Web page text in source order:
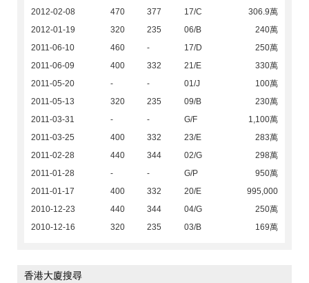
2012-02-08
470 377 17/C
306.9萬
2012-01-19
320 235 06/B
240萬
2011-06-10
460 - 17/D
250萬
2011-06-09
400 332 21/E
330萬
2011-05-20
- - 01/J
100萬
2011-05-13
320 235 09/B
230萬
2011-03-31
- - G/F
1,100萬
2011-03-25
400 332 23/E
283萬
2011-02-28
440 344 02/G
298萬
2011-01-28
- - G/P
950萬
2011-01-17
400 332 20/E
995,000
2010-12-23
440 344 04/G
250萬
2010-12-16
320 235 03/B 169萬
香港大廈搜尋